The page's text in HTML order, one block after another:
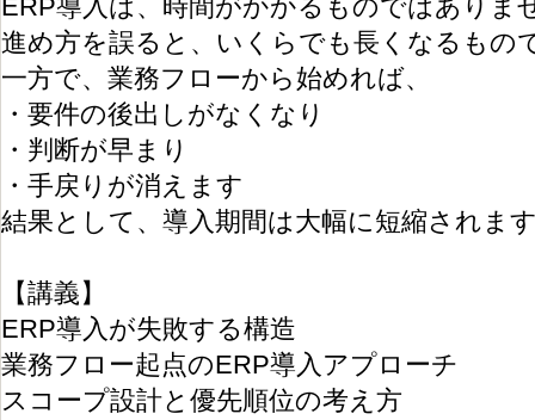
ERP導入は、時間がかかるものではありま
進め方を誤ると、いくらでも長くなるもの
一方で、業務フローから始めれば、
・要件の後出しがなくなり
・判断が早まり
・手戻りが消えます
結果として、導入期間は大幅に短縮されま
【講義】
ERP導入が失敗する構造
業務フロー起点のERP導入アプローチ
スコープ設計と優先順位の考え方